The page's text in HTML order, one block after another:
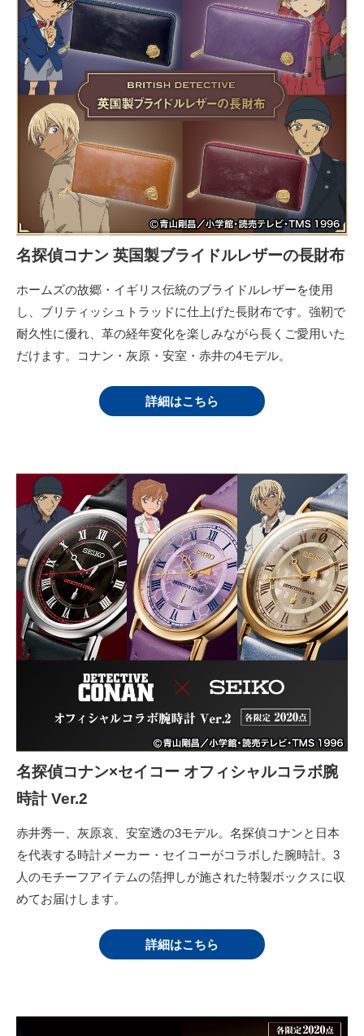
名探偵コナン 英国製ブライドルレザーの長財布
ホームズの故郷・イギリス伝統のブライドルレザーを使用
し、ブリティッシュトラッドに仕上げた長財布です。強靭で
耐久性に優れ、革の経年変化を楽しみながら長くご愛用いた
だけます。コナン・灰原・安室・赤井の4モデル。
詳細はこちら
名探偵コナン×セイコー オフィシャルコラボ腕
時計 Ver.2
赤井秀一、灰原哀、安室透の3モデル。名探偵コナンと日本
を代表する時計メーカー・セイコーがコラボした腕時計。3
人のモチーフアイテムの箔押しが施された特製ボックスに収
めてお届けします。
詳細はこちら